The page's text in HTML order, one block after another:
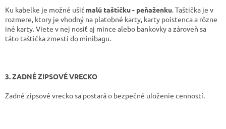
Ku kabelke je možné ušiť malú taštičku - peňaženku. Taštička je v
rozmere, ktory je vhodný na platobné karty, karty poistenca a rôzne
iné karty. Viete v nej nosiť aj mince alebo bankovky a zároveň sa
táto taštička zmestí do minibagu.
3. ZADNÉ ZIPSOVÉ VRECKO
Zadné zipsové vrecko sa postará o bezpečné uloženie cenností.